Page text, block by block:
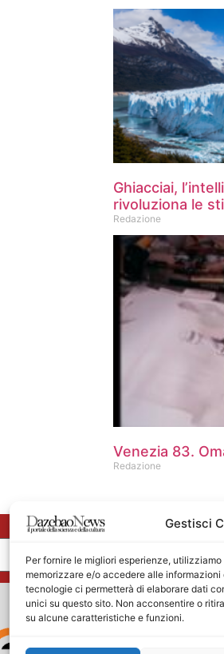
Gestisci
Per fornire le migliori esperienze,
memorizzare e/o accedere alle
tecnologie ci permetterà di elaborare dati
unici su questo sito. Non acconsentire o
su alcune caratteristiche e funzioni.
Ghiacciai,
rivoluziona le
Redazione
Venezia 83.
Redazione
Nome